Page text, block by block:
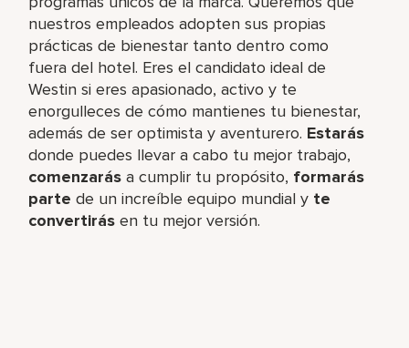
nuestros empleados adopten sus propias
prácticas de bienestar tanto dentro como
fuera del hotel. Eres el candidato ideal de
Westin si eres apasionado, activo y te
enorgulleces de cómo mantienes tu bienestar,
además de ser optimista y aventurero. Estarás
donde puedes llevar a cabo tu mejor trabajo,​
comenzarás a cumplir tu propósito, formarás
parte de un increíble​ equipo mundial y te
convertirás en tu mejor versión.